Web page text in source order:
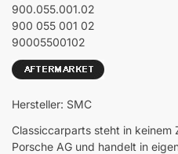
900.055.001.02
900 055 001 02
90005500102
Hersteller: SMC
Classiccarparts steht in keinem
Porsche AG und handelt in